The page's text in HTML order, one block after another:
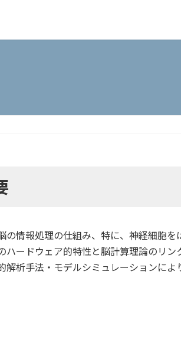
の情報処理の仕組み、特に、神経細胞を
ハードウェア的特性と脳計算理論のリン
解析手法・モデルシミュレーションによ